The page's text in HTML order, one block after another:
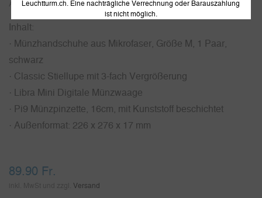
Artikelnummer:370110
Inhalt:
· Münzhandschuhe aus Mikrofaser, Größe M, 1 Paar,
schwarz
· Classic Stiellupe mit 3-fach Vergrößerung
· Libra Mini Digitale Münzwaage
· Pi9 Münzpinzette, 16cm, mit Kunststoff beschichtet
· Außenformat: 226 x 276 x 17 mm
89.90 Fr.
Versand
Leuchtturm.ch. Eine nachträgliche Verrechnung oder Barauszahlung
ist nicht möglich.